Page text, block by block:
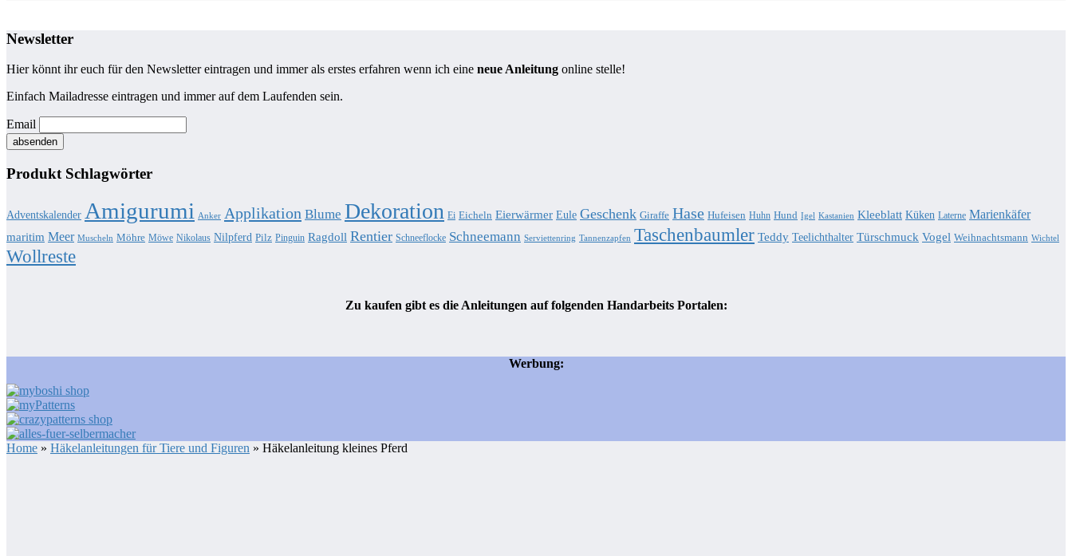
Newsletter
Hier könnt ihr euch für den Newsletter eintragen und immer als erstes erfahren wenn ich eine neue Anleitung online stelle!
Einfach Mailadresse eintragen und immer auf dem Laufenden sein.
Email
Produkt Schlagwörter
Adventskalender Amigurumi Anker Applikation Blume Dekoration Ei Eicheln Eierwärmer Eule Geschenk Giraffe Hase Hufeisen Huhn Hund Igel Kastanien Kleeblatt Küken Laterne Marienkäfer
maritim Meer Muscheln Möhre Möwe Nikolaus Nilpferd Pilz Pinguin Ragdoll Rentier Schneeflocke Schneemann Serviettenring Tannenzapfen Taschenbaumler Teddy Teelichthalter Türschmuck Vogel Weihnachtsmann Wichtel
Wollreste
Zu kaufen gibt es die Anleitungen auf folgenden Handarbeits Portalen:
Werbung:
Home » Häkelanleitungen für Tiere und Figuren » Häkelanleitung kleines Pferd